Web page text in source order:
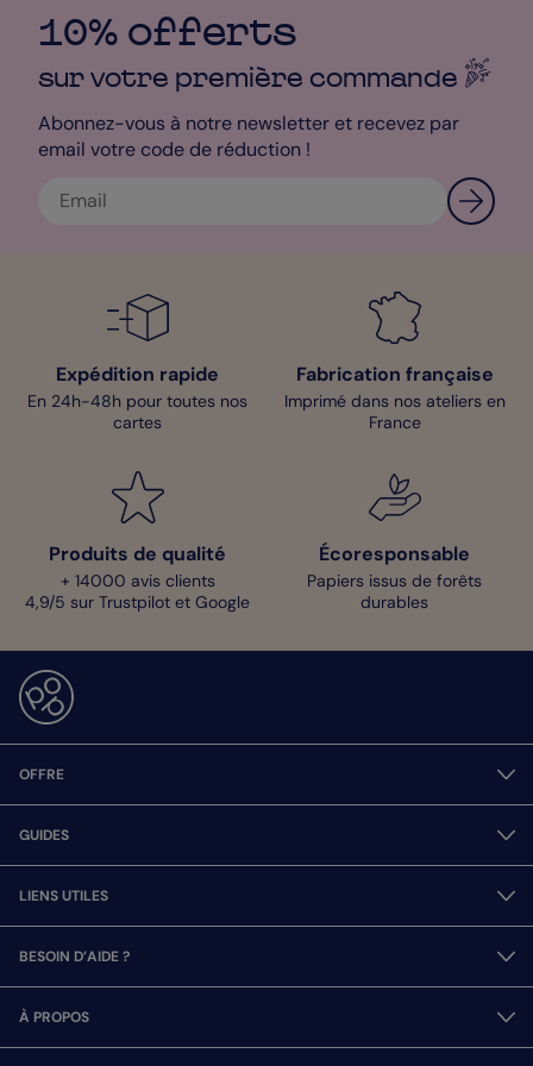
Hélène - Designer
10% offerts
sur votre première commande
Abonnez-vous à notre newsletter et recevez par
email votre code de réduction !
Expédition rapide
En 24h-48h pour toutes nos
cartes
Fabrication française
Imprimé dans nos ateliers en
France
Produits de qualité
+ 14000 avis clients
4,9/5 sur Trustpilot et Google
Écoresponsable
Papiers issus de forêts
durables
OFFRE
GUIDES
LIENS UTILES
BESOIN D’AIDE ?
À PROPOS